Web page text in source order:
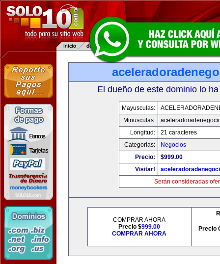
El dueño de este dominio lo
Mayusculas:
Minusculas:
Longitud:
21 caracteres
Categorias:
Negocios
Precio:
$999.00
Visitar!
Serán consideradas
COMPRAR AHORA
Precio $999.00
COMPRAR AHORA
Precio